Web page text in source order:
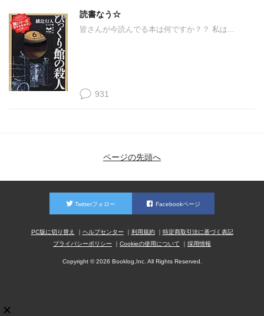
読書なう☆
皆さんが今読んでる本は何ですか？？ 私は...
931
ページの先頭へ
Twitterフォロー Facebookページ
PC版に切り替え ヘルプセンター 利用規約
特定商取引法に基づく表記
プライバシーポリシー
Cookieの使用について 採用情報
Copyright © 2026 Booklog,Inc. All Rights Reserved.